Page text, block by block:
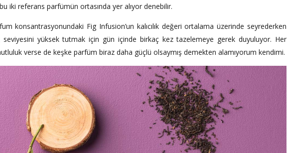
iki referans parfümün ortasında yer alıyor denebilir.
konsantrasyonundaki Fig Infusion’un kalıcılık değeri ortalama üzerinde seyrederken
seviyesini yüksek tutmak için gün içinde birkaç kez tazelemeye gerek duyuluyor. Her
verse de keşke parfüm biraz daha güçlü olsaymış demekten alamıyorum kendimi.